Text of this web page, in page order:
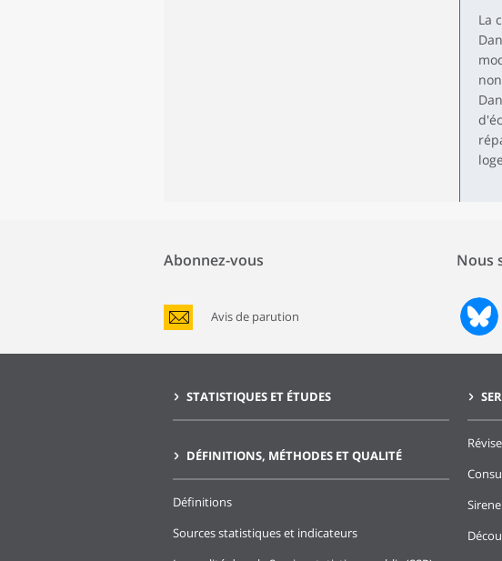
La
Abonnez-vous
Avis de parution
Nous
STATISTIQUES ET ÉTUDES
DÉFINITIONS, MÉTHODES ET QUALITÉ
Définitions
Sources statistiques et indicateurs
Sirene